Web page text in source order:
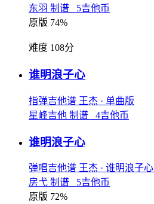
东羽 制谱 5吉他币
原版 74%
难度 108分
谁明浪子心
指弹吉他谱 王杰 · 单曲版
星峰吉他 制谱 4吉他币
谁明浪子心
弹唱吉他谱 王杰 · 谁明浪子心
房弋 制谱 5吉他币
原版 72%